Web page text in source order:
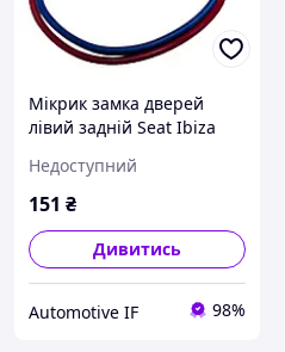
Мікрик замка дверей
лівий задній Seat Ibiza
7L0839015D 7L0839015
Недоступний
151 ₴
Дивитись
Automotive IF 98%